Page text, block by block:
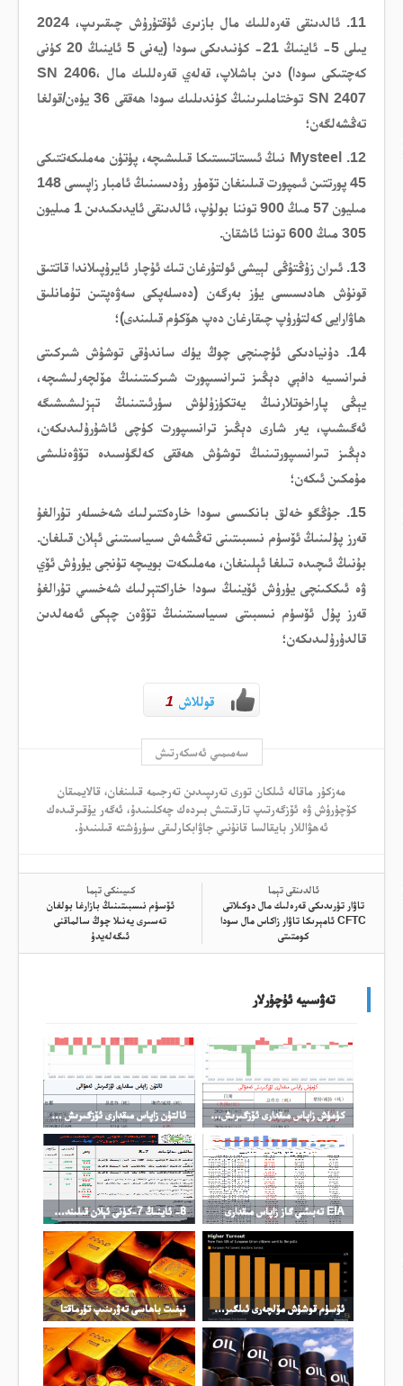
11. ئالدىنقى قەرەللىك مال بازىرى ئۇقتۇرۇش چىقىرىپ، 2024
يىلى 5- ئاينىڭ 21- كۈنىدىكى سودا (يەنى 5 ئاينىڭ 20 كۈنى
كەچتىكى سودا) دىن باشلاپ، قەلەي قەرەللىك مال SN 2406،
SN 2407 توختاملىرىنىڭ كۈندىلىك سودا ھەققى 36 يۈەن/قولغا
تەڭشەلگەن؛
12. Mysteel نىڭ ئىستاتىستىكا قىلىشىچە، پۈتۈن مەملىكەتتىكى
45 پورتتىن ئىمپورت قىلىنغان تۆمۈر رۇدىسىنىڭ ئامبار زاپىسى 148
مىليون 57 مىڭ 900 توننا بولۇپ، ئالدىنقى ئايدىكىدىن 1 مىليون
305 مىڭ 600 توننا ئاشقان.
13. ئىران زۇڭتۇڭى لېيشى ئولتۇرغان تىك ئۇچار ئايرۇپىلاندا قاتتىق
قونۇش ھادىسىسى يۈز بەرگەن (دەسلەپكى سەۋەپتىن تۇمانلىق
ھاۋارايى كەلتۈرۈپ چىقارغان دەپ ھۆكۈم قىلىندى)؛
14. دۇنيادىكى ئۈچىنچى چوڭ يۈك ساندۇقى توشۇش شىركىتى
فىرانسىيە دافېي دېڭىز تىرانسىپورت شىركىتىنىڭ مۆلچەرلىشىچە،
يېڭى پاراخوتلارنىڭ يەتكۈزۈلۈش سۈرئىتىنىڭ تېزلىشىشىگە
ئەگىشىپ، يەر شارى دېڭىز ترانسىپورت كۈچى ئاشۇرۇلىدىكەن،
دېڭىز تىرانسىپورتىنىڭ توشۇش ھەققى كەلگۈسىدە تۆۋەنلىشى
مۇمكىن ئىكەن؛
15. جۇڭگو خەلق بانكىسى سودا خارەكتىرلىك شەخسلەر تۇرالغۇ
قەرز پۇلىنىڭ ئۆسۈم نىسبىتىنى تەڭشەش سىياسىتىنى ئېلان قىلغان.
بۇنىڭ ئىچىدە تىلغا ئېلىنغان، مەملىكەت بويىچە تۇنجى يۈرۈش ئۆي
ۋە ئىككىنچى يۈرۈش ئۆينىڭ سودا خاراكتېرلىك شەخسىي تۇرالغۇ
قەرز پۇل ئۆسۈم نىسبىتى سىياسىتىنىڭ تۆۋەن چېكى ئەمەلدىن
قالدۇرۇلىدىكەن؛
قوللاش 1
سەمىمىي ئەسكەرتىش
مەزكۇر ماقالە ئىلكان تورى تەرىپىدىن تەرجىمە قىلىنغان، قالايمىقان
كۆچۈرۈش ۋە ئۆزگەرتىپ تارقىتىش بىردەك چەكلىنىدۇ، ئەگەر يۇقىرقىدەك
ئەھۋاللار بايقالسا قانۇنىي جاۋابكارلىقى سۈرۈشتە قىلىنىدۇ.
ئالدىنقى تېما
تاۋار تۈرىدىكى قەرەلىك مال دوكىلاتى
CFTC ئامېرىكا تاۋار زاكاس مال سودا
كومتىتى
كىيىنكى تېما
ئۆسۈم نىسبىتىنىڭ بازارغا بولغان
تەسىرى يەنىلا چوڭ سالماقنى
ئىگەلەيدۇ
تەۋسىيە ئۇچۇرلار
كۈمۈش زاپاس مىقدارى ئۆزگىرىش ئەھۋالى ئالتۇن زاپاس مىقدارى ئۆزگىرىش ئەھۋالى
EIA تەبىئىي گاز زاپاس مىقدارى 8- ئاينىڭ 7-كۈنى ئېلان قىلىندىغان مۇھىم سانلىق ئۇچۇرلار
ئۆسۈم قوشۇش مۆلچەرى ئىلگىرى سۈرۈلدى نېفىت باھاسى تەۋرىنىپ تۇرماقتا